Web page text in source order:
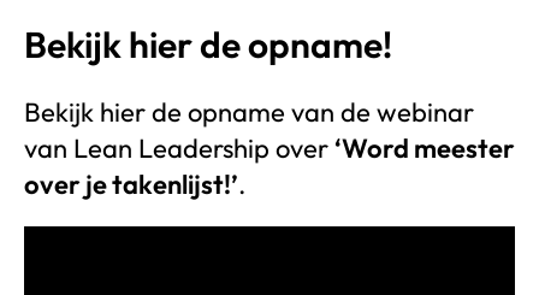
Bekijk hier de opname!
Bekijk hier de opname van de webinar
van Lean Leadership over ‘Word meester
over je takenlijst!’.